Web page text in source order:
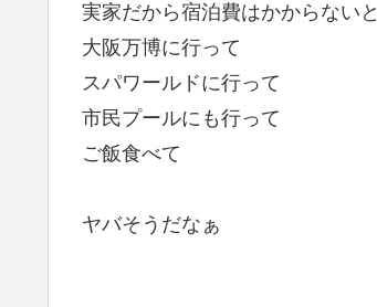
実家だから宿泊費はかからない
大阪万博に行って
スパワールドに行って
市民プールにも行って
ご飯食べて
ヤバそうだなぁ